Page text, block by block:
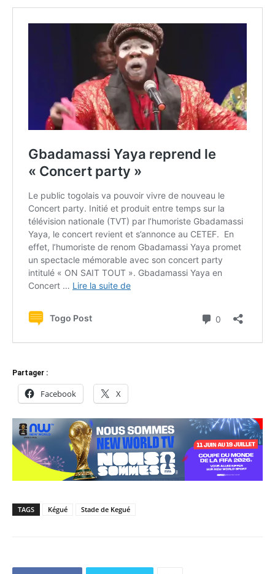
Partager :
Facebook X
TAGS Kégué Stade de Kegué